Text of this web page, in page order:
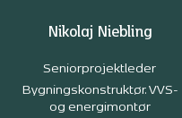
Nikolaj Niebling
Seniorprojektleder
Bygningskonstruktør. VVS-
og energimontør